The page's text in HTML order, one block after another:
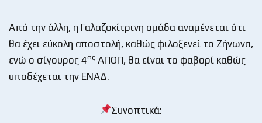
Από την άλλη, η Γαλαζοκίτρινη ομάδα αναμένεται ότι
θα έχει εύκολη αποστολή, καθώς φιλοξενεί το Ζήνωνα,
ενώ ο σίγουρος 4ος ΑΠΟΠ, θα είναι το φαβορί καθώς
υποδέχεται την ΕΝΑΔ.
Συνοπτικά: